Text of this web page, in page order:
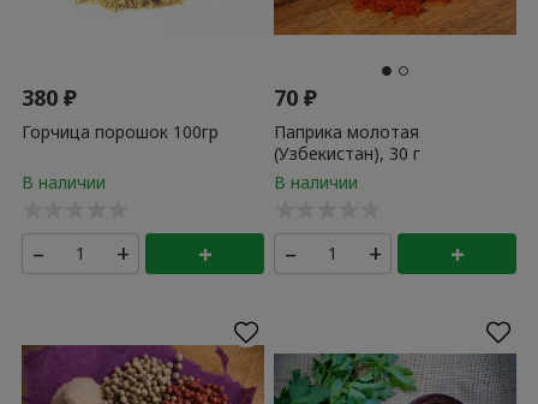
380₽
Горчица порошок 100гр
– + +
70₽
Паприка молотая
(Узбекистан), 30 г
– + +